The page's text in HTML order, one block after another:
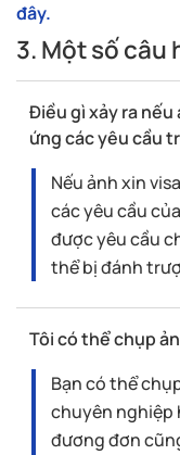
đây.
3. Một số câu
Điều gì xảy ra nếu
ứng các yêu cầu
Nếu ảnh xin
các yêu cầu
được yêu cầu
thể bị đánh
Tôi có thể chụp
Bạn có thể
chuyên nghiệp
đương đơn